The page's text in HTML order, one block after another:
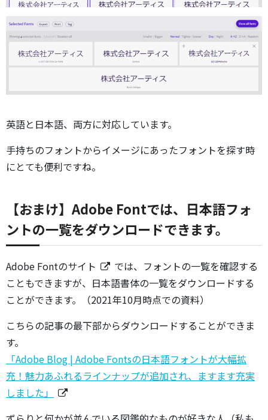
英語と日本語、両方に対応しています。
手持ちのフォントからイメージにあったフォントを探す時
にとても便利ですね。
【おまけ】Adobe Fontでは、日本語フォ
ントの一覧をダウンロードできます。
Adobe Fontのサイト
では、フォントの一覧を確認する
こともできますが、日本語書体の一覧をダウンロードする
ことができます。（2021年10月時点での資料）
こちらの記事の最下部からダウンロードすることができま
す。
「Adobe Blog | Adobe Fontsの日本語フォントが大幅拡
充！魅力あふれるラインナップが追加され、ますます充実
しました」